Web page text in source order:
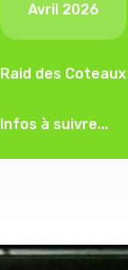
Avril 2026
Raid des Coteaux
Infos à suivre...